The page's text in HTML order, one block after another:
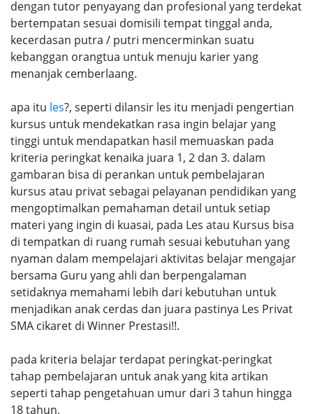
dengan tutor penyayang dan profesional yang terdekat
bertempatan sesuai domisili tempat tinggal anda,
kecerdasan putra / putri mencerminkan suatu
kebanggan orangtua untuk menuju karier yang
menanjak cemberlaang.
apa itu les?, seperti dilansir les itu menjadi pengertian
kursus untuk mendekatkan rasa ingin belajar yang
tinggi untuk mendapatkan hasil memuaskan pada
kriteria peringkat kenaika juara 1, 2 dan 3. dalam
gambaran bisa di perankan untuk pembelajaran
kursus atau privat sebagai pelayanan pendidikan yang
mengoptimalkan pemahaman detail untuk setiap
materi yang ingin di kuasai, pada Les atau Kursus bisa
di tempatkan di ruang rumah sesuai kebutuhan yang
nyaman dalam mempelajari aktivitas belajar mengajar
bersama Guru yang ahli dan berpengalaman
setidaknya memahami lebih dari kebutuhan untuk
menjadikan anak cerdas dan juara pastinya Les Privat
SMA cikaret di Winner Prestasi!!.
pada kriteria belajar terdapat peringkat-peringkat
tahap pembelajaran untuk anak yang kita artikan
seperti tahap pengetahuan umur dari 3 tahun hingga
18 tahun,